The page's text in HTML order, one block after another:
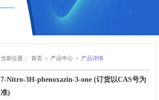
当前位置： 首页 > 产品中心 > 产品详情
7-Nitro-3H-phenoxazin-3-one (订货以CAS号为
准)